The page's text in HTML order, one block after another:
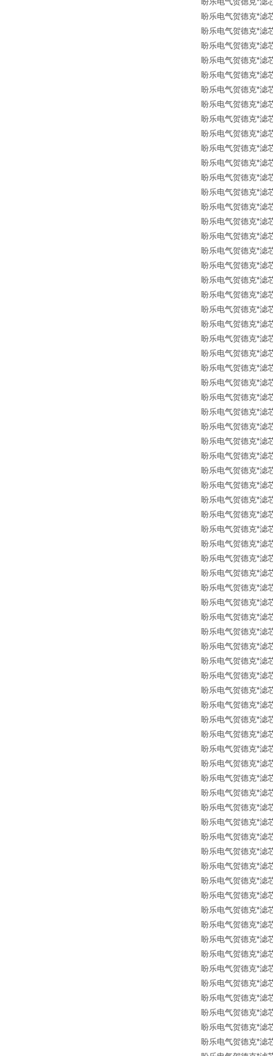
盼乐电气贺德克*滤
盼乐电气贺德克*滤
盼乐电气贺德克*滤
盼乐电气贺德克*滤
盼乐电气贺德克*滤
盼乐电气贺德克*滤
盼乐电气贺德克*滤
盼乐电气贺德克*滤
盼乐电气贺德克*滤
盼乐电气贺德克*滤
盼乐电气贺德克*滤
盼乐电气贺德克*滤
盼乐电气贺德克*滤
盼乐电气贺德克*滤
盼乐电气贺德克*滤
盼乐电气贺德克*滤
盼乐电气贺德克*滤
盼乐电气贺德克*滤
盼乐电气贺德克*滤
盼乐电气贺德克*滤
盼乐电气贺德克*滤
盼乐电气贺德克*滤
盼乐电气贺德克*滤
盼乐电气贺德克*滤
盼乐电气贺德克*滤
盼乐电气贺德克*滤
盼乐电气贺德克*滤
盼乐电气贺德克*滤
盼乐电气贺德克*滤
盼乐电气贺德克*滤
盼乐电气贺德克*滤
盼乐电气贺德克*滤
盼乐电气贺德克*滤
盼乐电气贺德克*滤
盼乐电气贺德克*滤
盼乐电气贺德克*滤
盼乐电气贺德克*滤
盼乐电气贺德克*滤
盼乐电气贺德克*滤
盼乐电气贺德克*滤
盼乐电气贺德克*滤
盼乐电气贺德克*滤
盼乐电气贺德克*滤
盼乐电气贺德克*滤
盼乐电气贺德克*滤
盼乐电气贺德克*滤
盼乐电气贺德克*滤
盼乐电气贺德克*滤
盼乐电气贺德克*滤
盼乐电气贺德克*滤
盼乐电气贺德克*滤
盼乐电气贺德克*滤
盼乐电气贺德克*滤
盼乐电气贺德克*滤
盼乐电气贺德克*滤
盼乐电气贺德克*滤
盼乐电气贺德克*滤
盼乐电气贺德克*滤
盼乐电气贺德克*滤
盼乐电气贺德克*滤
盼乐电气贺德克*滤
盼乐电气贺德克*滤
盼乐电气贺德克*滤
盼乐电气贺德克*滤
盼乐电气贺德克*滤
盼乐电气贺德克*滤
盼乐电气贺德克*滤
盼乐电气贺德克*滤
盼乐电气贺德克*滤
盼乐电气贺德克*滤
盼乐电气贺德克*滤